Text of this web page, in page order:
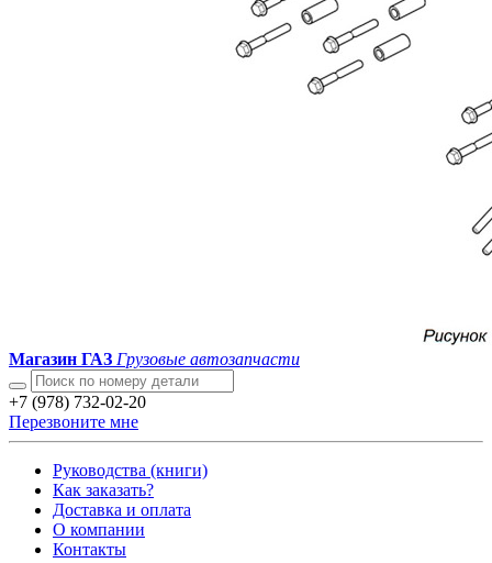
Магазин ГАЗ Грузовые автозапчасти
+7 (978) 732-02-20
Перезвоните мне
Руководства (книги)
Как заказать?
Доставка и оплата
О компании
Контакты